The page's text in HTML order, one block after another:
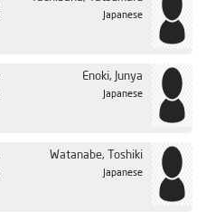
Japanese
Enoki, Junya
Japanese
Watanabe, Toshiki
Japanese